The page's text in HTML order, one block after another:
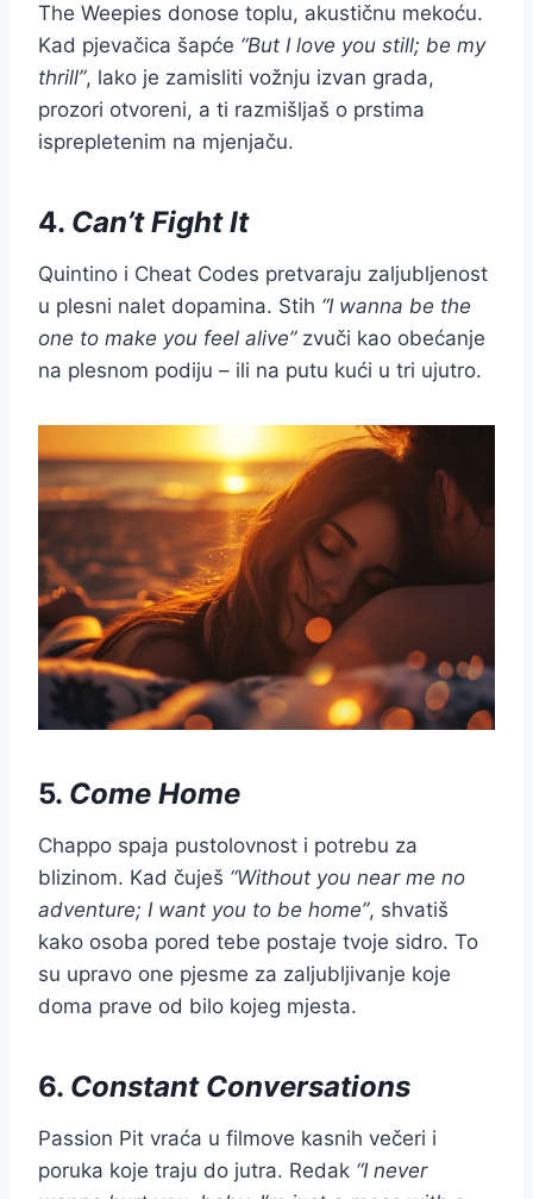
The Weepies donose toplu, akustičnu mekoću.
Kad pjevačica šapće “But I love you still; be my
thrill”, lako je zamisliti vožnju izvan grada,
prozori otvoreni, a ti razmišljaš o prstima
isprepletenim na mjenjaču.
4. Can’t Fight It
Quintino i Cheat Codes pretvaraju zaljubljenost
u plesni nalet dopamina. Stih “I wanna be the
one to make you feel alive”zvuči kao obećanje
na plesnom podiju – ili na putu kući u tri ujutro.
5. Come Home
Chappo spaja pustolovnost i potrebu za
blizinom. Kad čuješ “Without you near me no
adventure; I want you to be home”, shvatiš
kako osoba pored tebe postaje tvoje sidro. To
su upravo one pjesme za zaljubljivanje koje
doma prave od bilo kojeg mjesta.
6. Constant Conversations
Passion Pit vraća u filmove kasnih večeri i
poruka koje traju do jutra. Redak “I never